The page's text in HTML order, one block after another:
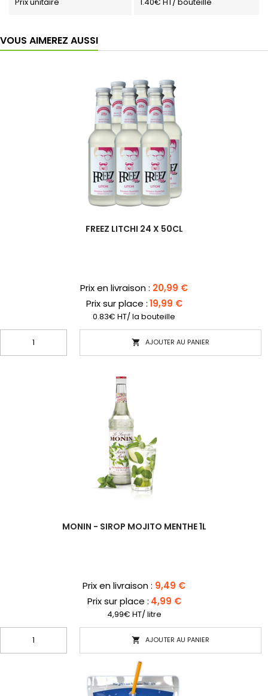
VOUS AIMEREZ AUSSI
FREEZ LITCHI 24 X 50CL
Prix
Prix en livraison : 20,99 €
Prix sur place :19,99 €
0.83€ HT/ la bouteille
 AJOUTER AU PANIER
MONIN - SIROP MOJITO MENTHE 1L
Prix
Prix en livraison : 9,49 €
Prix sur place : 4,99 €
4,99€ HT/ litre
 AJOUTER AU PANIER